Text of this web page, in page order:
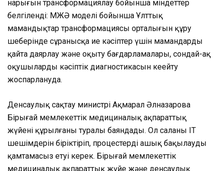
нарығын трансформациялау бойынша міндеттер
белгіленді: МЖӘ моделі бойынша Ұлттық
мамандықтар трансформациясы орталығын құру
шеңберінде сұранысқа ие кәсіптер үшін мамандарды
қайта даярлау және оқыту бағдарламалары, сондай-ақ
оқушылардың кәсіптік диагностикасын кеңейту
жоспарлануда.
Денсаулық сақтау министрі Ақмарал Әлназарова
Бірыңғай мемлекеттік медициналық ақпараттық
жүйенің құрылғаны туралы баяндады. Ол саланың IТ
шешімдерін біріктіріп, процестерді ашық бақылауды
қамтамасыз етуі керек. Бірыңғай мемлекеттік
медициналық ақпараттық жүйе және денсаулық